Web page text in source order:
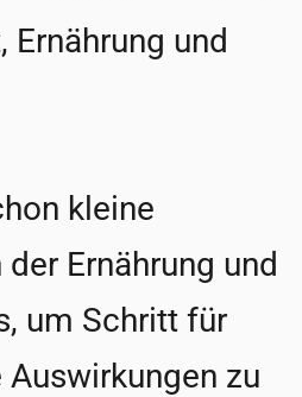
Ernährung und
kleine
Ernährung und
um Schritt für
zu